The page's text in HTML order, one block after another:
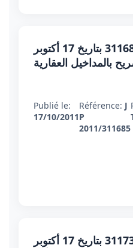
قرار تعقيبي عدد 311685 بتاريخ 17 أكتوبر
Publié le:
17/10/2011
Référence: J
P
2011/311685
قرار تعقيبي عدد 311732 بتاريخ 17 أكتوبر